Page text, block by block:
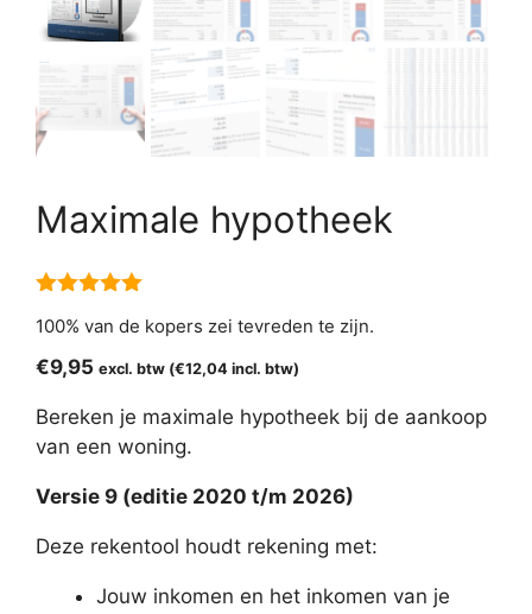
Maximale hypotheek
100% van de kopers zei tevreden te zijn.
€9,95 excl. btw (€12,04 incl. btw)
Bereken je maximale hypotheek bij de aankoop
van een woning.
Versie 9 (editie 2020 t/m 2026)
Deze rekentool houdt rekening met:
Jouw inkomen en het inkomen van je